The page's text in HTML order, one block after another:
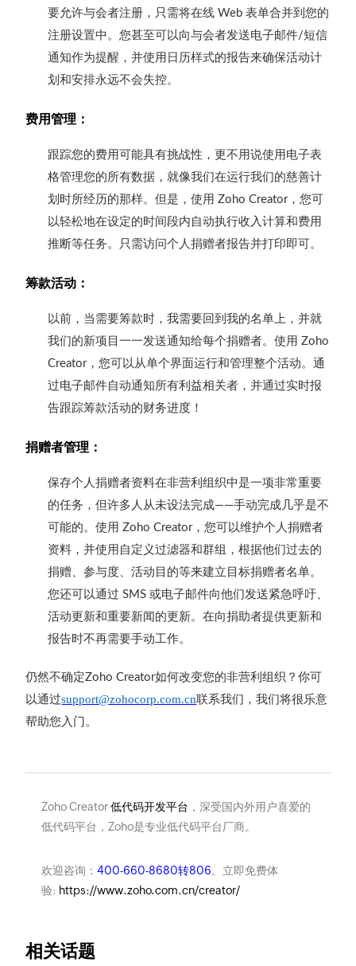
要允许与会者注册，只需将在线 Web表单合并到您的
注册设置中。您甚至可以向与会者发送电子邮件/短信
通知作为提醒，并使用日历样式的报告来确保活动计
划和安排永远不会失控。
费用管理：
跟踪您的费用可能具有挑战性，更不用说使用电子表
格管理您的所有数据，就像我们在运行我们的慈善计
划时所经历的那样。但是，使用 Zoho Creator，您可
以轻松地在设定的时间段内自动执行收入计算和费用
推断等任务。只需访问个人捐赠者报告并打印即可。
筹款活动：
以前，当需要筹款时，我需要回到我的名单上，并就
我们的新项目一一发送通知给每个捐赠者。使用 Zoho
Creator，您可以从单个界面运行和管理整个活动。通
过电子邮件自动通知所有利益相关者，并通过实时报
告跟踪筹款活动的财务进度！
捐赠者管理：
保存个人捐赠者资料在非营利组织中是一项非常重要
的任务，但许多人从未设法完成——手动完成几乎是不
可能的。使用 Zoho Creator，您可以维护个人捐赠者
资料，并使用自定义过滤器和群组，根据他们过去的
捐赠、参与度、活动目的等来建立目标捐赠者名单。
您还可以通过 SMS或电子邮件向他们发送紧急呼吁、
活动更新和重要新闻的更新。在向捐助者提供更新和
报告时不再需要手动工作。
仍然不确定Zoho Creator如何改变您的非营利组织？你可
以通过support@zohocorp.com.cn联系我们 ，我们将很乐意
帮助您入门。
Zoho Creator低代码开发平台 ，深受国内外用户喜爱的
低代码平台，Zoho是专业低代码平台厂商。
欢迎咨询： 400-660-8680转806。立即免费体
验: https://www.zoho.com.cn/creator/
相关话题